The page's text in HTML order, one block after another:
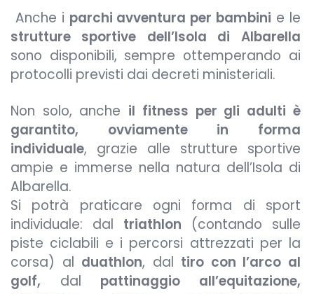
Anche i parchi avventura per bambini e le
strutture sportive dell’Isola di Albarella
sono disponibili, sempre ottemperando ai
protocolli previsti dai decreti ministeriali.
Non solo, anche il fitness per gli adulti è
garantito, ovviamente in forma
individuale, grazie alle strutture sportive
ampie e immerse nella natura dell’Isola di
Albarella.
Si potrà praticare ogni forma di sport
individuale: dal triathlon (contando sulle
piste ciclabili e i percorsi attrezzati per la
corsa) al duathlon, dal tiro con l’arco al
golf, dal pattinaggio all’equitazione,